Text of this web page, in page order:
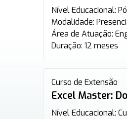
Nível Educacional:
Modalidade:
Área de Atuação:
Duração: 12 meses
Curso de Extensão
Excel Master:
Nível Educacional: